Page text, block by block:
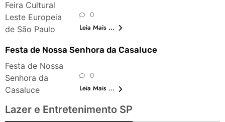
Feira Cultural
Leste Europeia
de São Paulo
0
Leia Mais ...
Festa de Nossa Senhora da Casaluce
Festa de Nossa
Senhora da
Casaluce
0
Leia Mais ...
Lazer e Entretenimento SP